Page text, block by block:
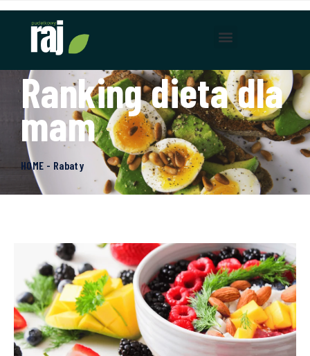
Ranking dieta dla
mam
HOME - Rabaty